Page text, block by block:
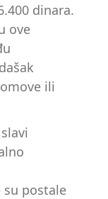
dinara.
ove
ili
su postale